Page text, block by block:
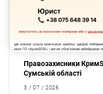
Правозахисники
Сумській області
3 / 07 / 2026